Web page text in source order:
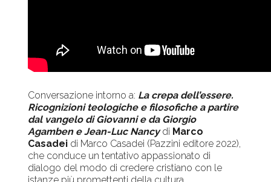
Conversazione intorno a: La crepa dell’essere.
Ricognizioni teologiche e filosofiche a partire
dal vangelo di Giovanni e da Giorgio
Agamben e Jean-Luc Nancydi Marco
Casadei di Marco Casadei (Pazzini editore 2022),
che conduce un tentativo appassionato di
dialogo del modo di credere cristiano con le